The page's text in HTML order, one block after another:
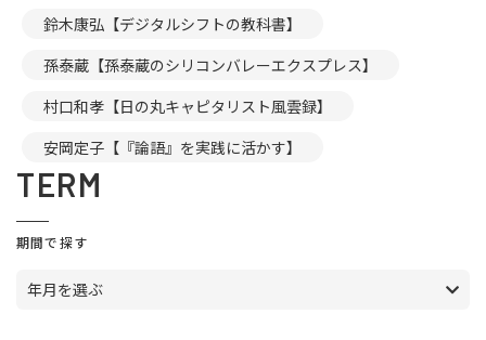
鈴木康弘【デジタルシフトの教科書】
孫泰蔵【孫泰蔵のシリコンバレーエクスプレス】
村口和孝【日の丸キャピタリスト風雲録】
安岡定子【『論語』を実践に活かす】
TERM
期間で探す
年月を選ぶ